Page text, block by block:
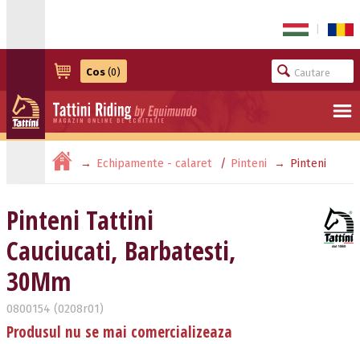
Cos (0)
Echipamente - calaret Pinteni Pinteni
Pinteni Tattini
Cauciucati, Barbatesti,
30Mm
0800154 (0208r01)
Produsul nu se mai comercializeaza